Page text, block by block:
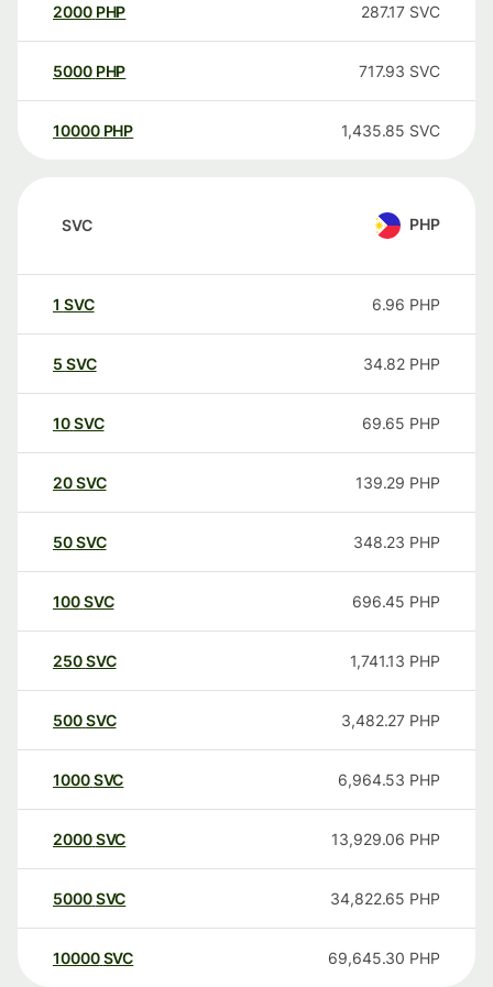
2000 PHP 287.17 SVC
5000 PHP 717.93 SVC
10000 PHP 1,435.85 SVC
SVC PHP
1 SVC 6.96 PHP
5 SVC 34.82 PHP
10SVC 69.65 PHP
20SVC 139.29 PHP
50SVC 348.23 PHP
100SVC 696.45 PHP
250SVC 1,741.13 PHP
500SVC 3,482.27 PHP
1000SVC 6,964.53 PHP
2000SVC 13,929.06 PHP
5000SVC 34,822.65 PHP
10000 SVC 69,645.30 PHP